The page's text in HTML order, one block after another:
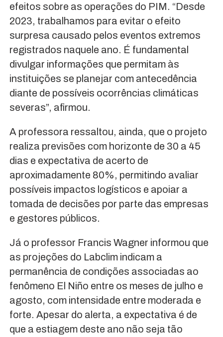
efeitos sobre as operações do PIM. “Desde
2023, trabalhamos para evitar o efeito
surpresa causado pelos eventos extremos
registrados naquele ano. É fundamental
divulgar informações que permitam às
instituições se planejar com antecedência
diante de possíveis ocorrências climáticas
severas”, afirmou.
A professora ressaltou, ainda, que o projeto
realiza previsões com horizonte de 30 a 45
dias e expectativa de acerto de
aproximadamente 80%, permitindo avaliar
possíveis impactos logísticos e apoiar a
tomada de decisões por parte das empresas
e gestores públicos.
Já o professor Francis Wagner informou que
as projeções do Labclim indicam a
permanência de condições associadas ao
fenômeno El Niño entre os meses de julho e
agosto, com intensidade entre moderada e
forte. Apesar do alerta, a expectativa é de
que a estiagem deste ano não seja tão